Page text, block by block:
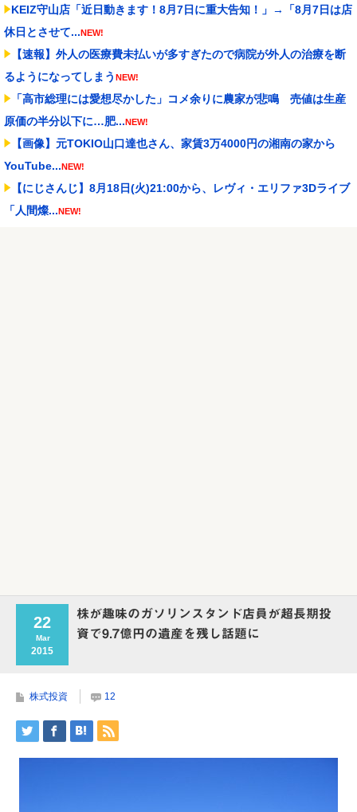
KEIZ守山店「近日動きます！8月7日に重大告知！」→「8月7日は店
休日とさせて...NEW!
【速報】外人の医療費未払いが多すぎたので病院が外人の治療を断
るようになってしまう NEW!
「高市総理には愛想尽かした」コメ余りに農家が悲鳴 売値は生産
原価の半分以下に…肥...NEW!
【画像】元TOKIO山口達也さん、家賃3万4000円の湘南の家から
YouTube...NEW!
【にじさんじ】8月18日(火)21:00から、レヴィ・エリファ3Dライブ
「人間燦...NEW!
22
Mar
2015
株が趣味のガソリンスタンド店員が超長期投
資で9.7億円の遺産を残し話題に
株式投資 12